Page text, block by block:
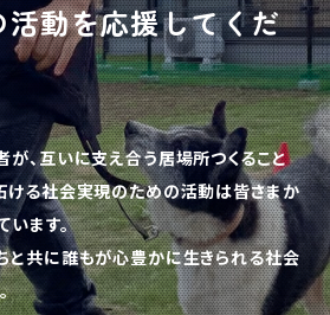
動を応援してくだ
が、互いに支え合う居場所つくること
ける社会実現のための活動は皆さまか
います。
と共に誰もが心豊かに生きられる社会